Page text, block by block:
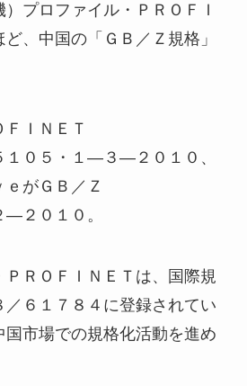
プロファイル・ＰＲＯＦＩ
、中国の「ＧＢ／Ｚ規格」
ＩＮＥＴ
１０５・１―３―２０１０、
ｅがＧＢ／Ｚ
２０１０。
ＰＲＯＦＩＮＥＴは、国際規
６１７８４に登録されてい
国市場での規格化活動を進め